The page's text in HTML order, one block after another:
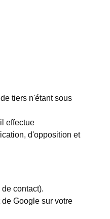
tiers n'étant sous
effectue
d'opposition et
contact).
Google sur votre